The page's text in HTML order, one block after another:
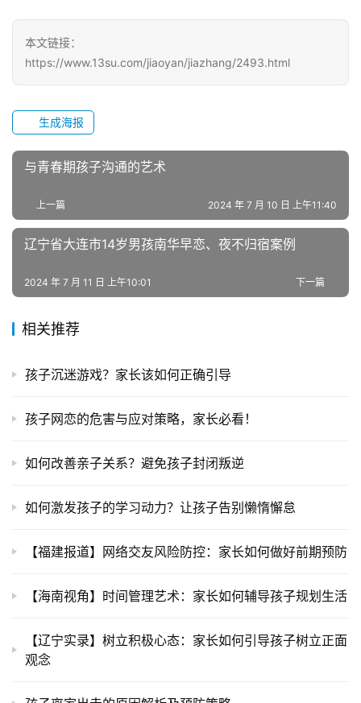
中
心
少
年
题
本文链接：
https://www.13su.com/jiaoyan/jiazhang/2493.html
生成海报
与青春期孩子沟通的艺术
上一篇 2024 年 7 月 10 日 上午11:40
辽宁省大连市14岁男孩南华早恋、夜不归宿案例
下一篇
2024 年 7 月 11 日 上午10:01
相关推荐
孩子沉迷游戏？家长该如何正确引导
孩子网恋的危害与应对策略，家长必看！
如何改善亲子关系？避免孩子封闭叛逆
如何激发孩子的学习动力？让孩子告别懒惰懈怠
【福建报道】网络交友风险防控：家长如何做好前期预防
【海南视角】时间管理艺术：家长如何辅导孩子规划生活
【辽宁实录】树立积极心态：家长如何引导孩子树立正面
观念